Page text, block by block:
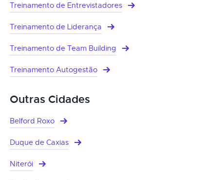
Treinamento de Entrevistadores
Treinamento de Liderança
Treinamento de Team Building
Treinamento Autogestão
Outras Cidades
Belford Roxo
Duque de Caxias
Niterói